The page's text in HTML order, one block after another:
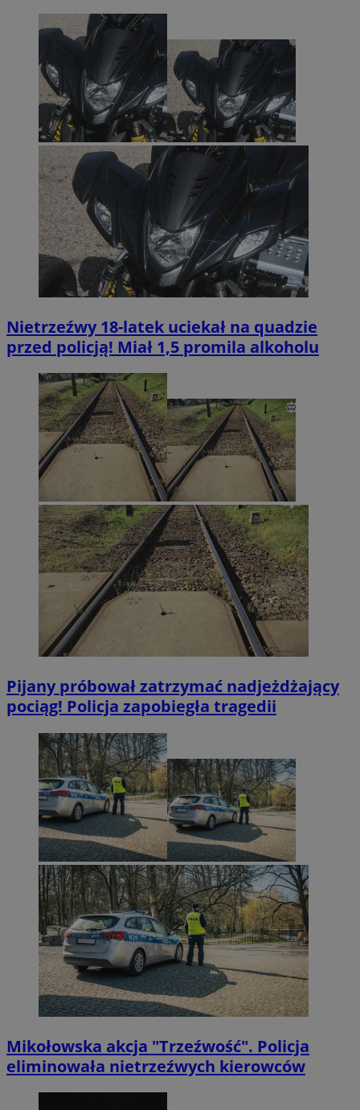
Nietrzeźwy 18-latek uciekał na quadzie
przed policją! Miał 1,5 promila alkoholu
Pijany próbował zatrzymać nadjeżdżający
pociąg! Policja zapobiegła tragedii
Mikołowska akcja "Trzeźwość". Policja
eliminowała nietrzeźwych kierowców